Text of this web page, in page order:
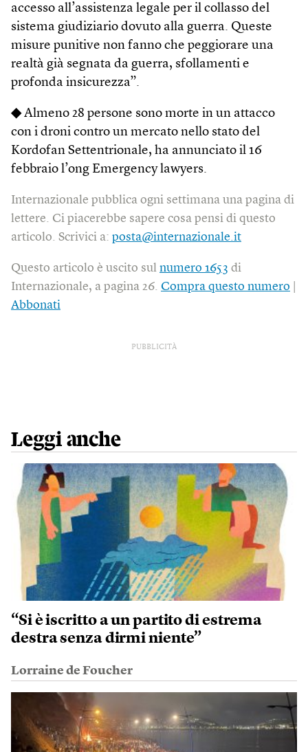
accesso all’assistenza legale per il collasso del
sistema giudiziario dovuto alla guerra. Queste
misure punitive non fanno che peggiorare una
realtà già segnata da guerra, sfollamenti e
profonda insicurezza”.
◆Almeno 28 persone sono morte in un attacco
con i droni contro un mercato nello stato del
Kordofan Settentrionale, ha annunciato il 16
febbraio l’ong Emergency lawyers.
Internazionale pubblica ogni settimana una pagina di
lettere. Ci piacerebbe sapere cosa pensi di questo
articolo. Scrivici a: posta@internazionale.it
Questo articolo è uscito sul numero 1653 di
Internazionale, a pagina 26. Compra questo numero
Abbonati
PUBBLICITÀ
Leggi anche
“Si è iscritto a un partito di estrema
destra senza dirmi niente”
Lorraine de Foucher